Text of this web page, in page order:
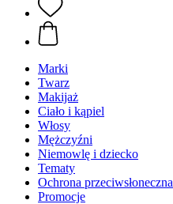
Marki
Twarz
Makijaż
Ciało i kąpiel
Włosy
Mężczyźni
Niemowlę i dziecko
Tematy
Ochrona przeciwsłoneczna
Promocje